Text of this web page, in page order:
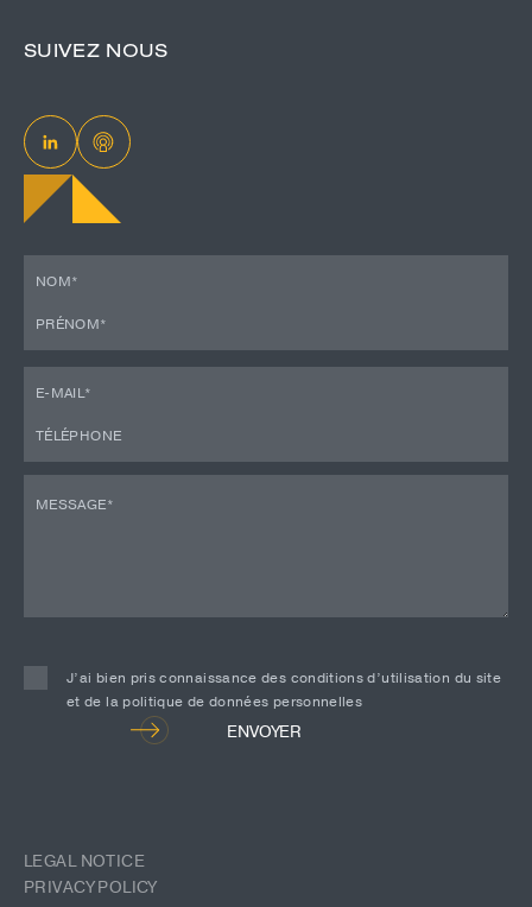
SUIVEZ NOUS
J’ai bien pris connaissance des conditions d’utilisation du site
et de la politique de données personnelles
ENVOYER
LEGAL NOTICE
PRIVACY POLICY